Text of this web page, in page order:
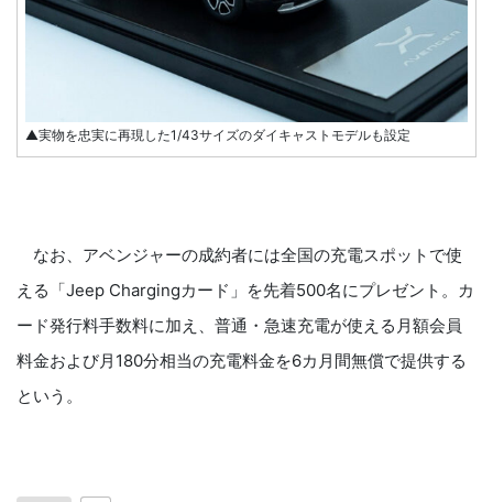
▲実物を忠実に再現した1/43サイズのダイキャストモデルも設定
なお、アベンジャーの成約者には全国の充電スポットで使
える「Jeep Chargingカード」を先着500名にプレゼント。カ
ード発行料手数料に加え、普通・急速充電が使える月額会員
料金および月180分相当の充電料金を6カ月間無償で提供する
という。